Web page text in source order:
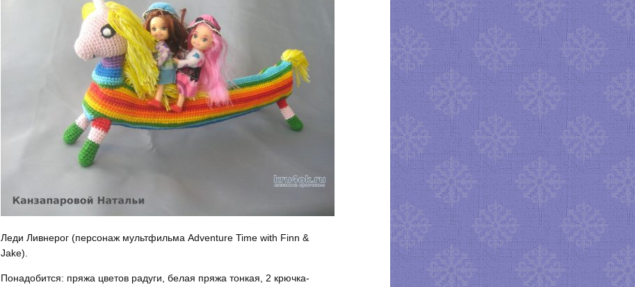
Леди Ливнерог (персонаж мультфильма Adventure Time with Finn &
Jake).
Понадобится: пряжа цветов радуги, белая пряжа тонкая, 2 крючка-